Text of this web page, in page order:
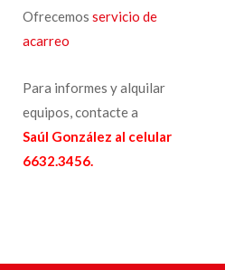
Ofrecemos servicio de
acarreo
Para informes y alquilar
equipos, contacte a
Saúl González al celular
6632.3456.